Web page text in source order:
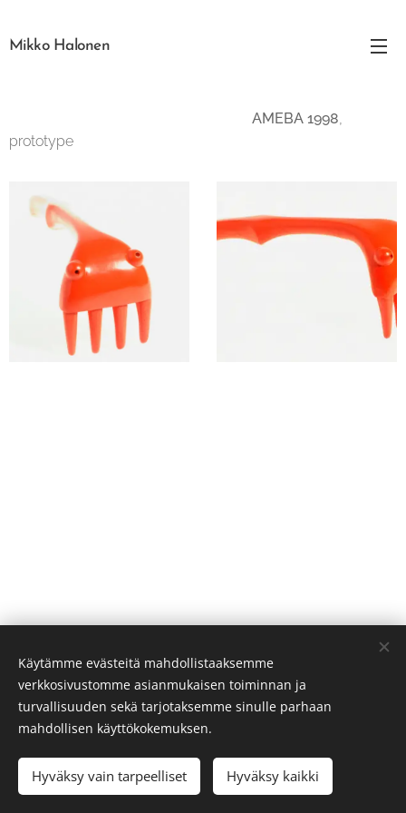
Mikko Halonen
AMEBA 1998,
prototype
© 2023 Mikko Halonen
LuotuWebnodella Evästeet
Käytämme evästeitä mahdollistaaksemme
verkkosivustomme asianmukaisen toiminnan ja
turvallisuuden sekä tarjotaksemme sinulle parhaan
mahdollisen käyttökokemuksen.
Hyväksy vain tarpeelliset Hyväksy kaikki